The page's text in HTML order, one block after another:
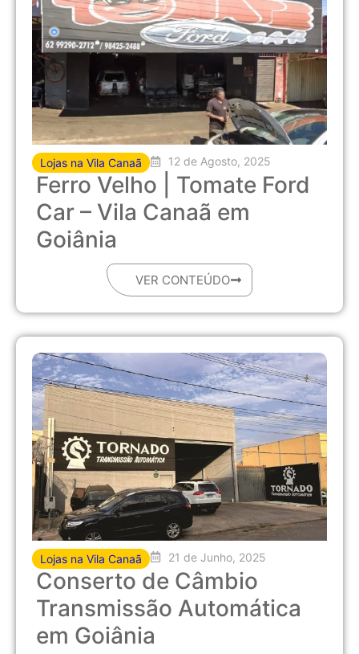
Lojas na Vila Canaã 12 de Agosto, 2025
Ferro Velho | Tomate Ford
Car – Vila Canaã em
Goiânia
VER CONTEÚDO
Lojas na Vila Canaã 21 de Junho, 2025
Conserto de Câmbio
Transmissão Automática
em Goiânia